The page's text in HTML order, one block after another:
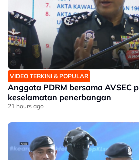
VIDEO TERKINI & POPULAR
Anggota PDRM bersama AVSEC
keselamatan penerbangan
21 hours ago